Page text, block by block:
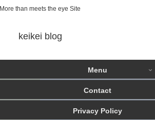
More than meets the eye Site
keikei blog
Menu
Contact
Privacy Policy